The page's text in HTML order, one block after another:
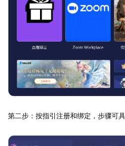
第二步：按指引注册和绑定，步骤可